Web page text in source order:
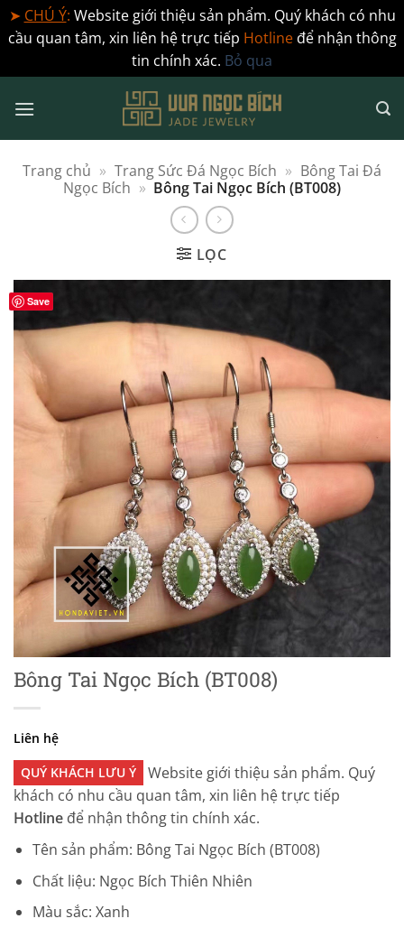
➤ CHÚ Ý: Website giới thiệu sản phẩm. Quý khách có nhu
cầu quan tâm, xin liên hệ trực tiếp Hotlineđể nhận thông
tin chính xác. Bỏ qua
qua
Trang chủ » Trang Sức Đá Ngọc Bích » Bông Tai Đá
Ngọc Bích » Bông Tai Ngọc Bích (BT008)
LỌC
Save
Bông Tai Ngọc Bích (BT008)
Liên hệ
QUÝ KHÁCH LƯU Ý
Website giới thiệu sản phẩm. Quý
khách có nhu cầu quan tâm, xin liên hệ trực tiếp
Hotline để nhận thông tin chính xác.
Tên sản phẩm: Bông Tai Ngọc Bích (BT008)
Chất liệu: Ngọc Bích Thiên Nhiên
Màu sắc: Xanh